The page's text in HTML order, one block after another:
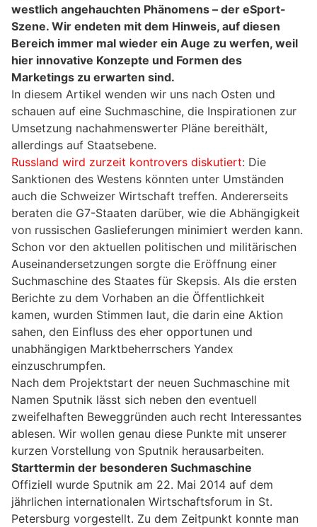
westlich angehauchten Phänomens – der eSport-
Szene. Wir endeten mit dem Hinweis, auf diesen
Bereich immer mal wieder ein Auge zu werfen, weil
hier innovative Konzepte und Formen des
Marketings zu erwarten sind.
In diesem Artikel wenden wir uns nach Osten und
schauen auf eine Suchmaschine, die Inspirationen zur
Umsetzung nachahmenswerter Pläne bereithält,
allerdings auf Staatsebene.
Russland wird zurzeit kontrovers diskutiert: Die
Sanktionen des Westens könnten unter Umständen
auch die Schweizer Wirtschaft treffen. Andererseits
beraten die G7-Staaten darüber, wie die Abhängigkeit
von russischen Gaslieferungen minimiert werden kann.
Schon vor den aktuellen politischen und militärischen
Auseinandersetzungen sorgte die Eröffnung einer
Suchmaschine des Staates für Skepsis. Als die ersten
Berichte zu dem Vorhaben an die Öffentlichkeit
kamen, wurden Stimmen laut, die darin eine Aktion
sahen, den Einfluss des eher opportunen und
unabhängigen Marktbeherrschers Yandex
einzuschrumpfen.
Nach dem Projektstart der neuen Suchmaschine mit
Namen Sputnik lässt sich neben den eventuell
zweifelhaften Beweggründen auch recht Interessantes
ablesen. Wir wollen genau diese Punkte mit unserer
kurzen Vorstellung von Sputnik herausarbeiten.
Starttermin der besonderen Suchmaschine
Offiziell wurde Sputnik am 22. Mai 2014 auf dem
jährlichen internationalen Wirtschaftsforum in St.
Petersburg vorgestellt. Zu dem Zeitpunkt konnte man